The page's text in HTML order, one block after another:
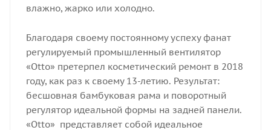
влажно, жарко или холодно.
Благодаря своему постоянному успеху фанат
регулируемый промышленный вентилятор
«Otto» претерпел косметический ремонт в 2018
году, как раз к своему 13-летию. Результат:
бесшовная бамбуковая рама и поворотный
регулятор идеальной формы на задней панели.
«Otto» представляет собой идеальное